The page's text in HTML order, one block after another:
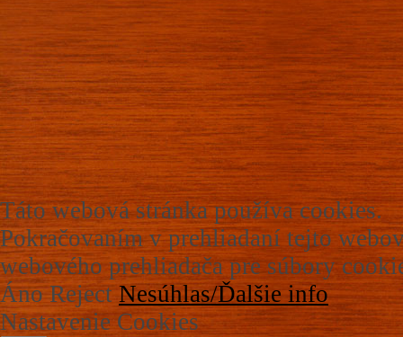
Táto webová stránka používa cookies.
Pokračovaním v prehliadaní tejto
webového prehliadača pre súbory
Áno Reject Nesúhlas/Ďalšie info
Nastavenie Cookies